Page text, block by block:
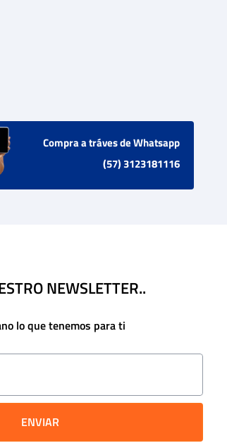
Compra a tráves de Whatsapp
(57) 3123181116
NEWSLETTER..
lo que tenemos para ti
ENVIAR